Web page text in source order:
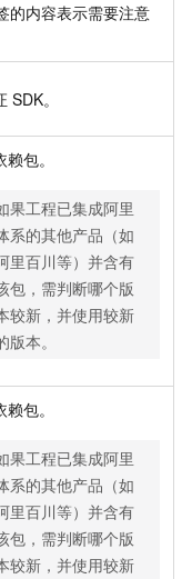
的内容表示需要注意
SDK。
包。
果工程已集成阿里
系的其他产品（如
里百川等）并含有
包，需判断哪个版
较新，并使用较新
版本。
包。
果工程已集成阿里
系的其他产品（如
里百川等）并含有
包，需判断哪个版
较新，并使用较新